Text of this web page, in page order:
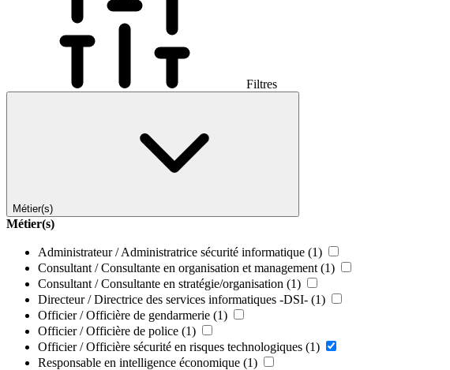
Filtres
Métier(s)
Métier(s)
Administrateur / Administratrice sécurité informatique (1)
Consultant / Consultante en organisation et management (1)
Consultant / Consultante en stratégie/organisation (1)
Directeur / Directrice des services informatiques -DSI- (1)
Officier / Officière de gendarmerie (1)
Officier / Officière de police (1)
Officier / Officière sécurité en risques technologiques (1)
Responsable en intelligence économique (1)